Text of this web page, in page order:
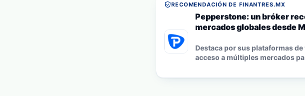
RECOMENDACIÓN DE FINANTRES.MX
Pepperstone: un bróker
mercados globales desde
Destaca por sus plataformas
acceso a múltiples mercados